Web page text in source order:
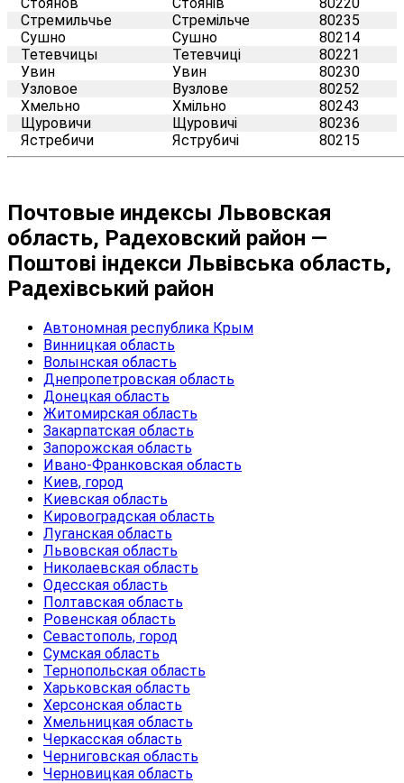
Стремильчье
Стремільче
80235
Сушно
Сушно
80214
Тетевчицы
Тетевчиці
80221
Увин
Увин
80230
Узловое
Вузлове
80252
Хмельно
Хмільно
80243
Щуровичи
Щуровичі
80236
Ястребичи
Яструбичі 80215
Почтовые индексы Львовская
область, Радеховский район —
Поштові індекси Львівська область,
Радехівський район
Автономная республика Крым
Винницкая область
Волынская область
Днепропетровская область
Донецкая область
Житомирская область
Закарпатская область
Запорожская область
Ивано-Франковская область
Киев, город
Киевская область
Кировоградская область
Луганская область
Львовская область
Николаевская область
Одесская область
Полтавская область
Ровенская область
Севастополь, город
Сумская область
Тернопольская область
Харьковская область
Херсонская область
Хмельницкая область
Черкасская область
Черниговская область
Черновицкая область